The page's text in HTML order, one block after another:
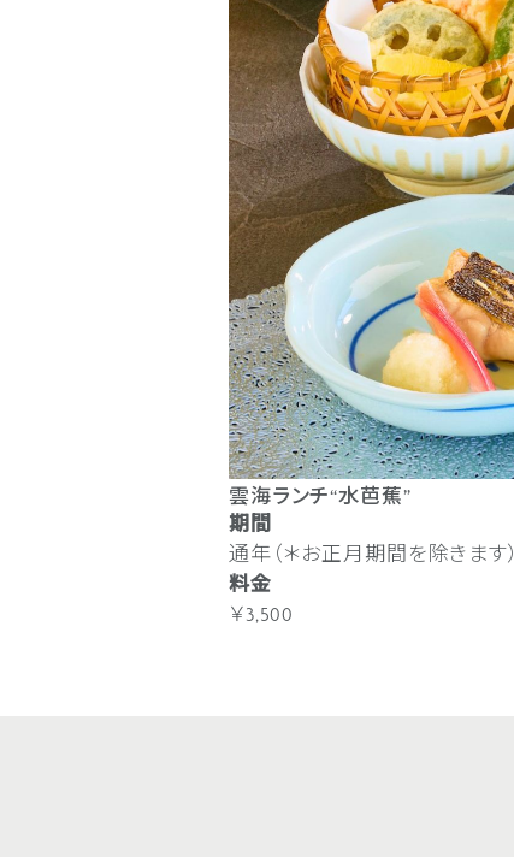
雲海ランチ“水芭蕉”
期間
通年（＊お正月期間を除きます）
料金
￥3,500